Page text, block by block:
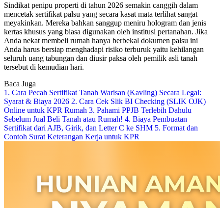
Sindikat penipu properti di tahun 2026 semakin canggih dalam
mencetak sertifikat palsu yang secara kasat mata terlihat sangat
meyakinkan. Mereka bahkan sanggup meniru hologram dan jenis
kertas khusus yang biasa digunakan oleh institusi pertanahan. Jika
Anda nekat membeli rumah hanya berbekal dokumen palsu ini
Anda harus bersiap menghadapi risiko terburuk yaitu kehilangan
seluruh uang tabungan dan diusir paksa oleh pemilik asli tanah
tersebut di kemudian hari.
Baca Juga
1. Cara Pecah Sertifikat Tanah Warisan (Kavling) Secara Legal:
Syarat & Biaya 2026 2. Cara Cek Slik BI Checking (SLIK OJK)
Online untuk KPR Rumah 3. Pahami PPJB Terlebih Dahulu
Sebelum Jual Beli Tanah atau Rumah! 4. Biaya Pembuatan
Sertifikat dari AJB, Girik, dan Letter C ke SHM 5. Format dan
Contoh Surat Keterangan Kerja untuk KPR